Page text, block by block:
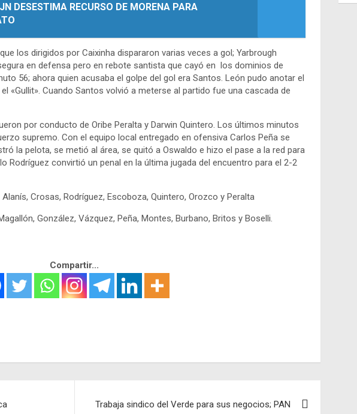
DESESTIMA RECURSO DE MORENA PARA
los dirigidos por Caixinha dispararon varias veces a gol; Yarbrough
en defensa pero en rebote santista que cayó en los dominios de
56; ahora quien acusaba el golpe del gol era Santos. León pudo anotar el
«Gullit». Cuando Santos volvió a meterse al partido fue una cascada de
por conducto de Oribe Peralta y Darwin Quintero. Los últimos minutos
supremo. Con el equipo local entregado en ofensiva Carlos Peña se
la pelota, se metió al área, se quitó a Oswaldo e hizo el pase a la red para
Rodríguez convirtió un penal en la última jugada del encuentro para el 2-2
Alanís, Crosas, Rodríguez, Escoboza, Quintero, Orozco y Peralta
González, Vázquez, Peña, Montes, Burbano, Britos y Boselli.
Compartir...
Trabaja sindico del Verde para sus negocios; PAN